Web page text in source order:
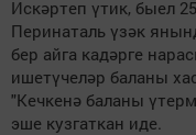
Искәртеп үтик, быел
Перинаталь үзәк
бер айга кадәрге
ишетүчеләр баланы
"Кечкенә баланы
эше кузгаткан иде.